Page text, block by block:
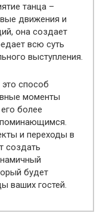
танца –
движения и
она создает
всю суть
выступления.
способ
моменты
более
и переходы в
создать
будет
ваших гостей.